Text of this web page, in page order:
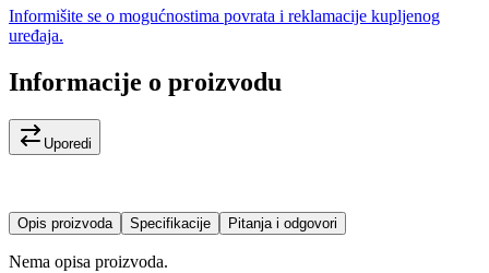
Informišite se o mogućnostima povrata i reklamacije kupljenog
uređaja.
Informacije o proizvodu
Uporedi
Opis proizvoda Specifikacije Pitanja i odgovori
Nema opisa proizvoda.